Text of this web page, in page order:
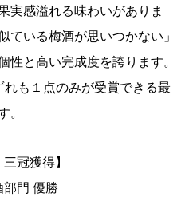
実感溢れる味わいがありま
いる梅酒が思いつかない」
と高い完成度を誇ります。
も１点のみが受賞できる最
冠獲得】
部門 優勝